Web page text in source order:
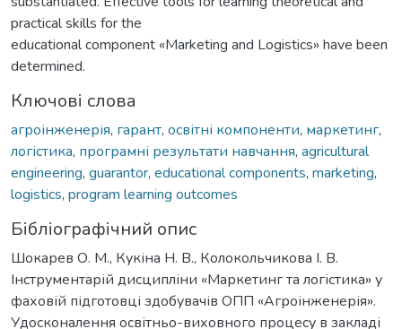
practical skills for the
educational component «Marketing and Logistics» have been
determined.
Ключові слова
агроінженерія, гарант, освітні компоненти, маркетинг,
логістика, програмні результати навчання, agricultural
engineering, guarantor, educational components, marketing,
logistics, program learning outcomes
Бібліографічний опис
Шокарев О. М., Кукіна Н. В., Колокольчикова І. В.
Інструментарій дисципліни «Маркетинг та логістика» у
фаховій підготовці здобувачів ОПП «Агроінженерія».
Удосконалення освітньо-виховного процесу в закладі